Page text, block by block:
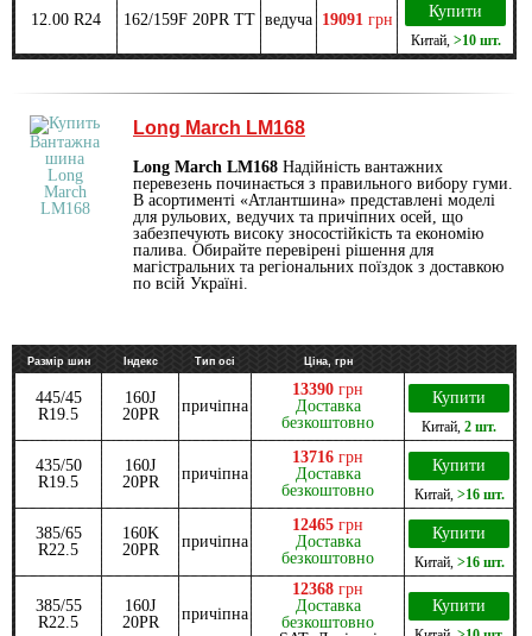
12.00 R24 162/159F 20PR TT ведуча 19091 грн Купити
Китай, >10 шт.
Long March LM168
Long March LM168 Надійність вантажних
перевезень починається з правильного вибору гуми.
В асортименті «Атлантшина» представлені моделі
для рульових, ведучих та причіпних осей, що
забезпечують високу зносостійкість та економію
палива. Обирайте перевірені рішення для
магістральних та регіональних поїздок з доставкою
по всій Україні.
Размір шин Індекс Тип осі Ціна, грн
445/45
R19.5
160J
20PR
причіпна
13390 грн
Доставка
безкоштовно
Купити
Китай 2 шт.
435/50
R19.5
160J
20PR
причіпна
13716 грн
Доставка
безкоштовно
Купити
Китай, >16 шт.
385/65
R22.5
160K
20PR
причіпна
12465 грн
Доставка
безкоштовно
Купити
Китай, >16 шт.
385/55
R22.5
160J
20PR
причіпна
12368 грн
Доставка
безкоштовно
Купити